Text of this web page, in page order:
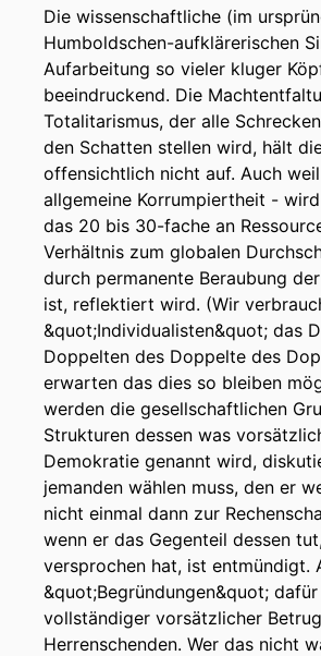
Die wissenschaftliche (im
Humboldschen-aufklärerischen
Aufarbeitung so vieler kluger
beeindruckend. Die
Totalitarismus, der alle
den Schatten stellen wird, hält
offensichtlich nicht auf. Auch
allgemeine Korrumpiertheit -
das 20 bis 30-fache an
Verhältnis zum globalen
durch permanente Beraubung
ist, reflektiert wird. (Wir
&quot;Individualisten&quot; das
Doppelten des Doppelte des
erwarten das dies so bleiben
werden die gesellschaftlichen
Strukturen dessen was
Demokratie genannt wird,
jemanden wählen muss, den er
nicht einmal dann zur
wenn er das Gegenteil dessen
versprochen hat, ist entmündigt.
&quot;Begründungen&quot;
vollständiger vorsätzlicher
Herrenschenden. Wer das nicht